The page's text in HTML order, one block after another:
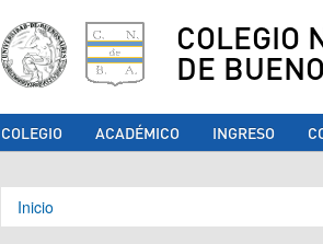
COLEGIO
DE
COLEGIO ACADÉMICO INGRESO
Se encuentra usted
Inicio